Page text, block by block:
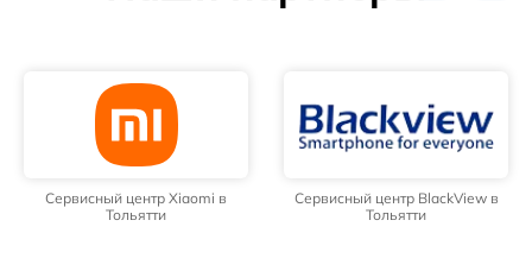
Сервисный центр Xiaomi в
Тольятти
Сервисный центр BlackView в
Тольятти